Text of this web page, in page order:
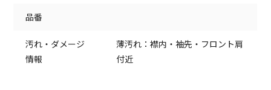
品番
汚れ・ダメージ
情報
薄汚れ：襟内・袖先・フロント肩
付近